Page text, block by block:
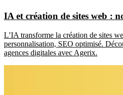
IA et création de sites web :
L’IA transforme la création de sites
personnalisation, SEO optimisé.
agences digitales avec Agerix.